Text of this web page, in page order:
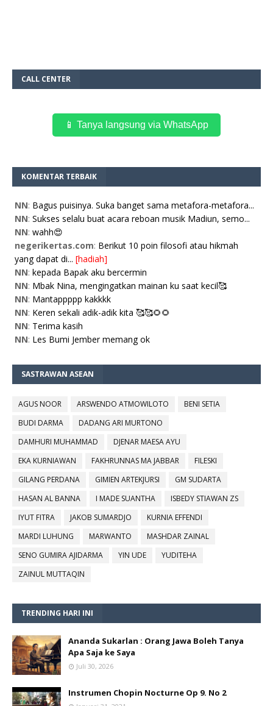
CALL CENTER
📱 Tanya langsung via WhatsApp
KOMENTAR TERBAIK
NN: Bagus puisinya. Suka banget sama metafora-metafora...
NN: Sukses selalu buat acara reboan musik Madiun, semo...
NN: wahh😍
negerikertas.com: Berikut 10 poin filosofi atau hikmah
yang dapat di... [hadiah]
NN: kepada Bapak aku bercermin
NN: Mbak Nina, mengingatkan mainan ku saat kecil🥰
NN: Mantappppp kakkkk
NN: Keren sekali adik-adik kita 🥰🥰🌻🌻
NN: Terima kasih
NN: Les Bumi Jember memang ok
SASTRAWAN ASEAN
AGUS NOOR ARSWENDO ATMOWILOTO
BENI SETIA
BUDI DARMA
DADANG ARI MURTONO
DAMHURI MUHAMMAD
DJENAR MAESA AYU
EKA KURNIAWAN
FAKHRUNNAS MA JABBAR
FILESKI
GILANG PERDANA
GIMIEN ARTEKJURSI
GM SUDARTA
HASAN AL BANNA
I MADE SUANTHA
ISBEDY STIAWAN ZS
IYUT FITRA
JAKOB SUMARDJO
KURNIA EFFENDI
MARDI LUHUNG
MARWANTO
MASHDAR ZAINAL
SENO GUMIRA AJIDARMA
YIN UDE
YUDITEHA
ZAINUL MUTTAQIN
TRENDING HARI INI
Ananda Sukarlan : Orang Jawa Boleh Tanya
Apa Saja ke Saya
Juli 30, 2026
Instrumen Chopin Nocturne Op 9. No 2